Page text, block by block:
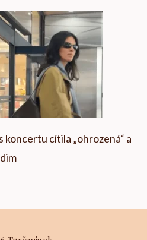
koncertu cítila „ohrozená“ a